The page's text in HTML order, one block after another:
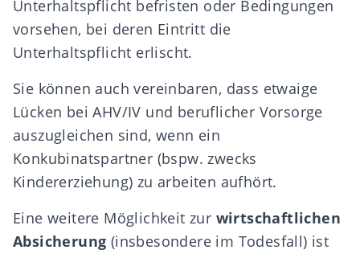
Unterhaltspflicht befristen oder Bedingungen
vorsehen, bei deren Eintritt die
Unterhaltspflicht erlischt.
Sie können auch vereinbaren, dass etwaige
Lücken beiAHV/IV und beruflicher Vorsorge
auszugleichen sind, wenn ein
Konkubinatspartner (bspw. zwecks
Kindererziehung) zu arbeiten aufhört.
Eine weitere Möglichkeit zur wirtschaftlichen
Absicherung (insbesondere im Todesfall) ist